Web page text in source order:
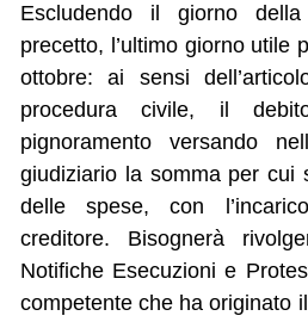
Escludendo il giorno
precetto, l’ultimo giorno utile
ottobre: ai sensi
procedura civile, il
pignoramento versando
giudiziario la somma per cui
delle spese, con
creditore. Bisognerà
Notifiche Esecuzioni e
competente che ha originato